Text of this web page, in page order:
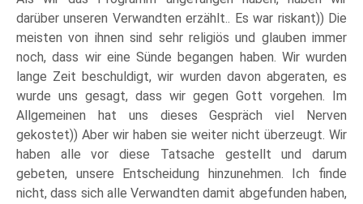
darüber unseren Verwandten erzählt.. Es war riskant)) Die
meisten von ihnen sind sehr religiös und glauben immer
noch, dass wir eine Sünde begangen haben. Wir wurden
lange Zeit beschuldigt, wir wurden davon abgeraten, es
wurde uns gesagt, dass wir gegen Gott vorgehen. Im
Allgemeinen hat uns dieses Gespräch viel Nerven
gekostet)) Aber wir haben sie weiter nicht überzeugt. Wir
haben alle vor diese Tatsache gestellt und darum
gebeten, unsere Entscheidung hinzunehmen. Ich finde
nicht, dass sich alle Verwandten damit abgefunden haben,